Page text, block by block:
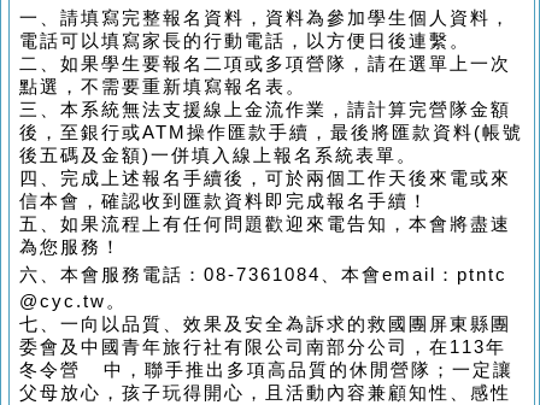
一、請填寫完整報名資料，資料為參加學生個人資料，
電話可以填寫家長的行動電話，以方便日後連繫。
二、如果學生要報名二項或多項營隊，請在選單上一次
點選，不需要重新填寫報名表。
三、本系統無法支援線上金流作業，請計算完營隊金額
後，至銀行或ATM 操作匯款手續，最後將匯款資料(帳號
後五碼及金額)一併填入線上報名系統表單。
四、完成上述報名手續後，可於兩個工作天後來電或來
信本會，確認收到匯款資料即完成報名手續！
五、如果流程上有任何問題歡迎來電告知，本會將盡速
為您服務！
六
、本會服務電話： 08-7361084 、本會email：ptntc
@cyc.tw 。
七、一向以品質、效果及安全為訴求的救國團屏東縣團
委會及中國青年旅行社有限公司南部分公司，在 113年
冬令營 中，聯手推出多項高品質的休閒營隊；一定讓
父母放心，孩子玩得開心，且活動內容兼顧知性、感性